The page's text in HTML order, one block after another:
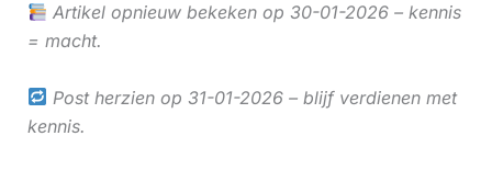
Artikel opnieuw bekeken op 30-01-2026 – kennis
= macht.
Post herzien op 31-01-2026 – blijf verdienen met
kennis.